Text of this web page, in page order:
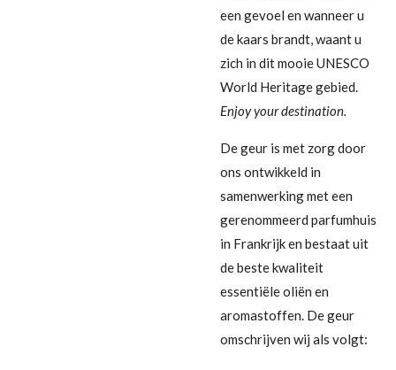
een gevoel en wanneer u
de kaars brandt, waant u
zich in dit mooie UNESCO
World Heritage gebied.
Enjoy your destination.
De geur is met zorg door
ons ontwikkeld in
samenwerking met een
gerenommeerd parfumhuis
in Frankrijk en bestaat uit
de beste kwaliteit
essentiële oliën en
aromastoffen. De geur
omschrijven wij als volgt: